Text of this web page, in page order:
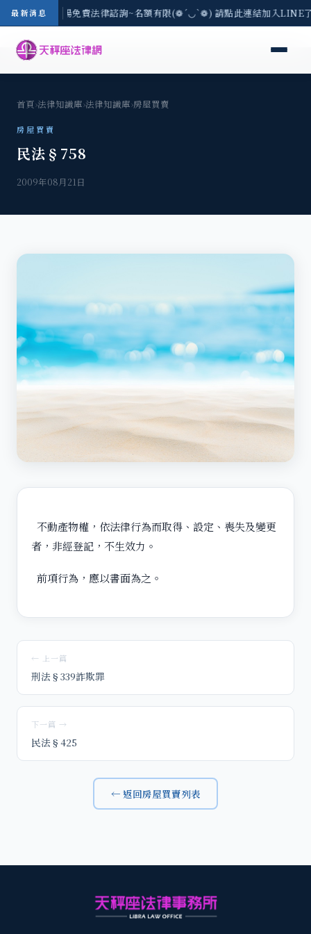
最新消息
區-8/3(一) 現場免費法律諮詢~名額有限(❁´◡`❁) 請點此連結加入
首頁›法律知識庫›法律知識庫›房屋買賣
房屋買賣
民法§758
2009年08月21日
不動產物權，依法律行為而取得、設定、喪失及變更
者，非經登記，不生效力。
前項行為，應以書面為之。
← 上一篇
刑法§339詐欺罪
下一篇 →
民法§425
← 返回房屋買賣列表